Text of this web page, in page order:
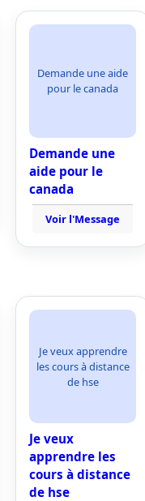
Demande une aide
pour le canada
Demande une
aide pour le
canada
Voir l'Message
Je veux apprendre
les cours à distance
de hse
Je veux
apprendre les
cours à distance
de hse